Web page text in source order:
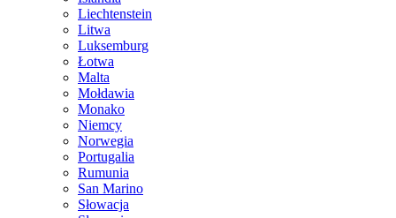
Liechtenstein
Litwa
Luksemburg
Łotwa
Malta
Mołdawia
Monako
Niemcy
Norwegia
Portugalia
Rumunia
San Marino
Słowacja